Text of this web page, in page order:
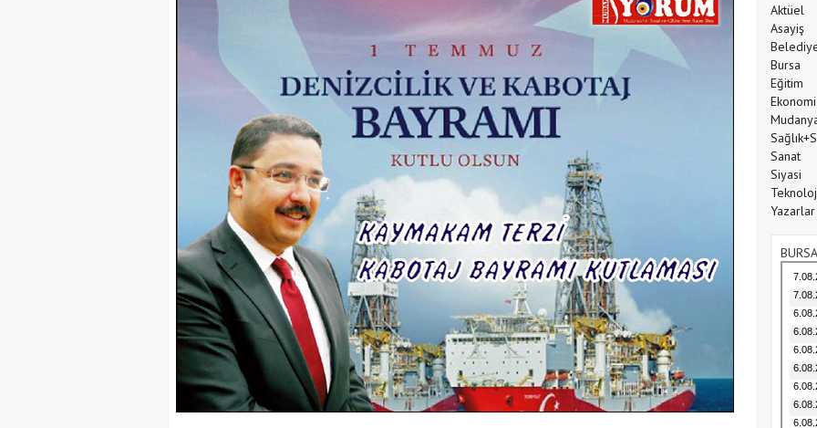
Aktüel
Asayiş
Bursa
Eğitim
Ekonomi
Sanat
Siyasi
Yazarlar